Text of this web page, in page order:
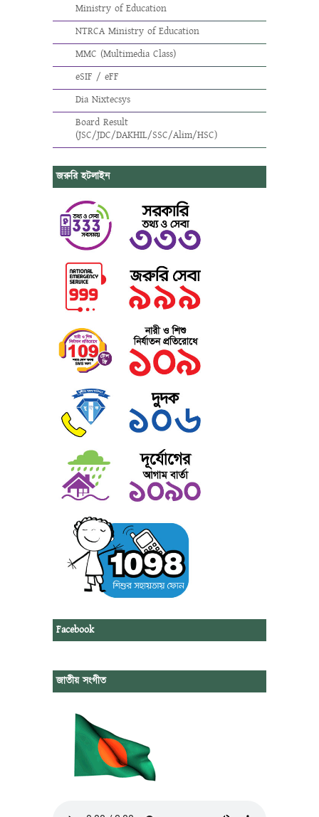
Ministry of Education
NTRCA Ministry of Education
MMC (Multimedia Class)
eSIF / eFF
Dia Nixtecsys
Board Result
(JSC/JDC/DAKHIL/SSC/Alim/HSC)
জরুরি হটলাইন
Facebook
জাতীয় সংগীত